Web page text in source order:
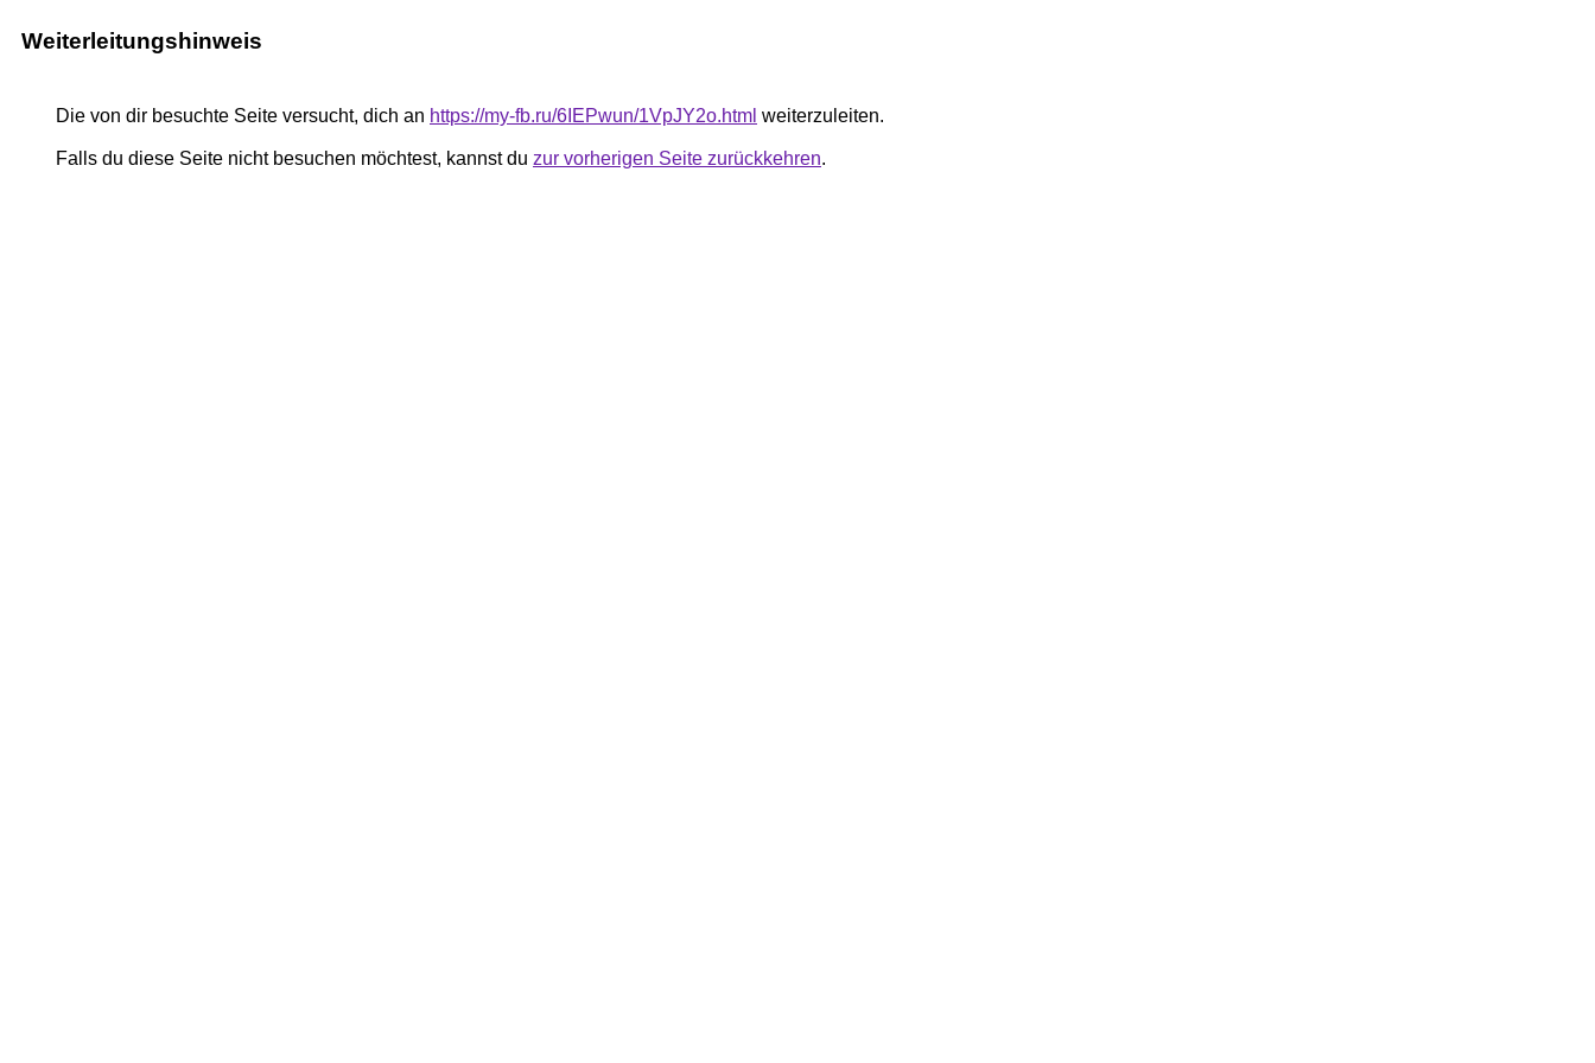
Weiterleitungshinweis
Die von dir besuchte Seite versucht, dich an https://my-fb.ru/6IEPwun/1VpJY2o.html weiterzuleiten.
Falls du diese Seite nicht besuchen möchtest, kannst du zur vorherigen Seite zurückkehren.